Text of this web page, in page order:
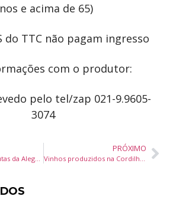
e acima de 65)
do TTC não pagam ingresso
com o produtor:
pelo tel/zap 021-9.9605-
3074
Programa Terapeutas da Alegria seleciona voluntários
PRÓXIMO
Vinhos produzidos na Cordilheira dos Andes são destaque de jantar harmonizado em Blumenau